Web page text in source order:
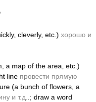
cleverly, etc.) хорошо и
a map of the area, etc.)
line провести прямую
(a bunch of flowers, a
и т.д.
.; draw a word